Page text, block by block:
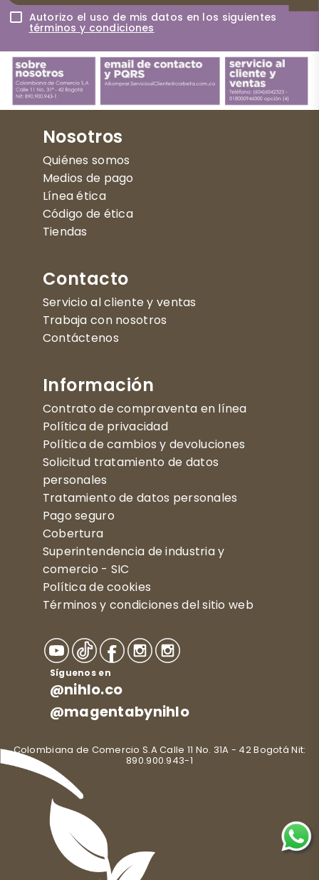
Autorizo el uso de mis datos en los siguientes
términos y condiciones
Nosotros
Quiénes somos
Medios de pago
Línea ética
Código de ética
Tiendas
Contacto
Servicio al cliente y ventas
Trabaja con nosotros
Contáctenos
Información
Contrato de compraventa en línea
Política de privacidad
Política de cambios y devoluciones
Solicitud tratamiento de datos
personales
Tratamiento de datos personales
Pago seguro
Cobertura
Superintendencia de industria y
comercio - SIC
Política de cookies
Términos y condiciones del sitio web
Síguenos en
@nihlo.co
@magentabynihlo
Colombiana de Comercio S.A Calle 11 No. 31A - 42 Bogotá Nit:
890.900.943-1